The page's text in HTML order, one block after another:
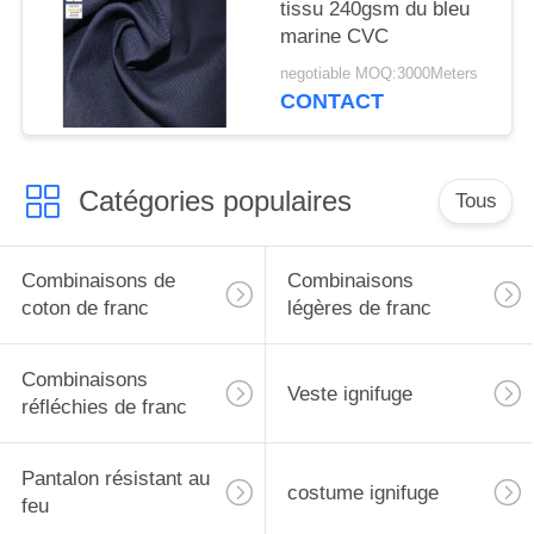
tissu 240gsm du bleu
marine CVC
negotiable MOQ:3000Meters
CONTACT
Catégories populaires Tous
Combinaisons de
coton de franc
Combinaisons
légères de franc
Combinaisons
réfléchies de franc
Veste ignifuge
Pantalon résistant au
feu
costume ignifuge